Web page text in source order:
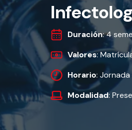
Duración: 4
Valores:
Horario:
Modalidad: